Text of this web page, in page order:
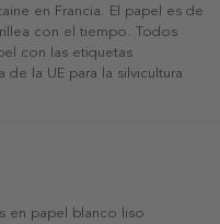
en Francia. El papel es de
con el tiempo. Todos
con las etiquetas
la UE para la silvicultura
en papel blanco liso